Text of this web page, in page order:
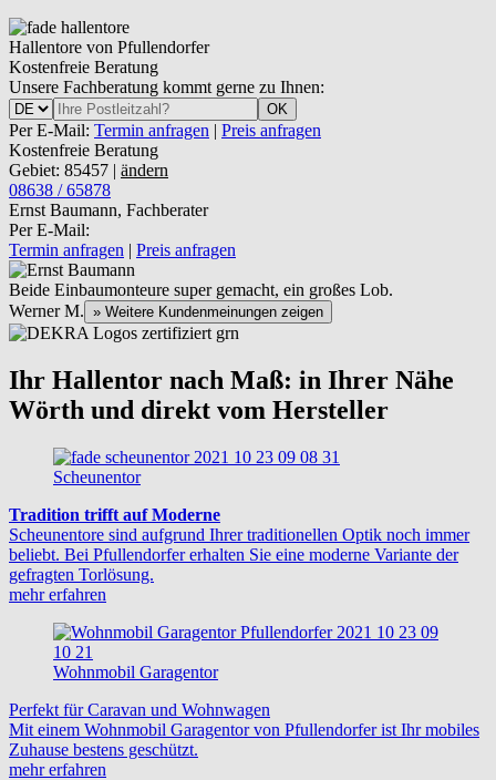
Hallentore von Pfullendorfer
Kostenfreie Beratung
Unsere Fachberatung kommt gerne zu Ihnen:
OK
Per E-Mail: Termin anfragen | Preis anfragen
Kostenfreie Beratung
Gebiet: 85457 | ändern
08638 / 65878
Ernst Baumann, Fachberater
Per E-Mail:
Termin anfragen | Preis anfragen
Beide Einbaumonteure super gemacht, ein großes Lob.
Werner M. » Weitere Kundenmeinungen zeigen
Ihr Hallentor nach Maß: in Ihrer Nähe
Wörth und direkt vom Hersteller
Scheunentor
Tradition trifft auf Moderne
Scheunentore sind aufgrund Ihrer traditionellen Optik noch immer
beliebt. Bei Pfullendorfer erhalten Sie eine moderne Variante der
gefragten Torlösung.
mehr erfahren
Wohnmobil Garagentor
Perfekt für Caravan und Wohnwagen
Mit einem Wohnmobil Garagentor von Pfullendorfer ist Ihr mobiles
Zuhause bestens geschützt.
mehr erfahren